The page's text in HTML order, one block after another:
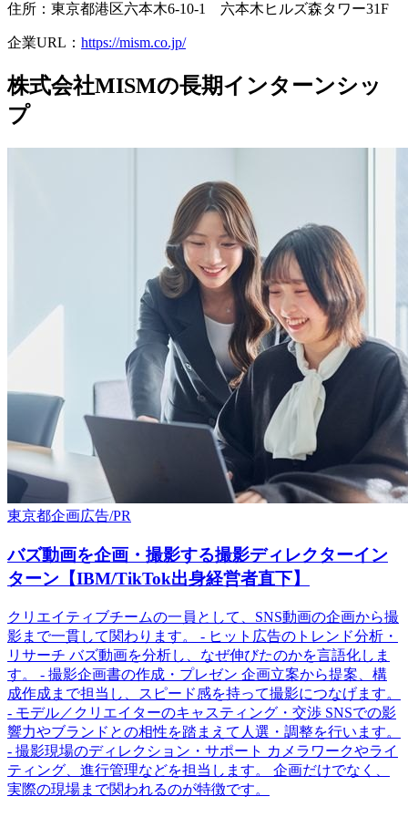
住所：東京都港区六本木6-10-1 六本木ヒルズ森タワー31F
企業URL： https://mism.co.jp/
株式会社MISMの長期インターンシッ
プ
東京都企画広告/PR
バズ動画を企画・撮影する撮影ディレクターイン
ターン【IBM/TikTok出身経営者直下】
クリエイティブチームの一員として、SNS動画の企画から撮
影まで一貫して関わります。 - ヒット広告のトレンド分析・
リサーチ バズ動画を分析し、なぜ伸びたのかを言語化しま
す。 - 撮影企画書の作成・プレゼン 企画立案から提案、構
成作成まで担当し、スピード感を持って撮影につなげます。
- モデル／クリエイターのキャスティング・交渉 SNSでの影
響力やブランドとの相性を踏まえて人選・調整を行います。
- 撮影現場のディレクション・サポート カメラワークやライ
ティング、進行管理などを担当します。 企画だけでなく、
実際の現場まで関われるのが特徴です。